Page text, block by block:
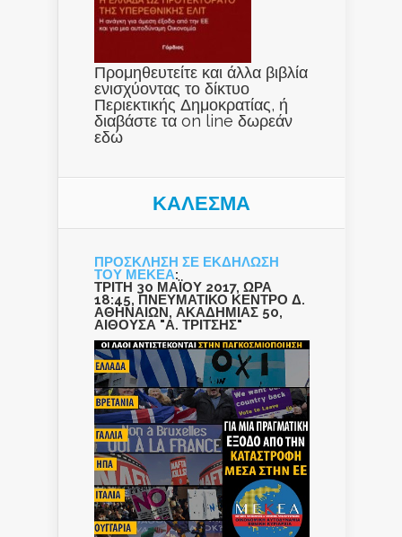
Προμηθευτείτε και άλλα βιβλία
ενισχύοντας το δίκτυο
Περιεκτικής Δημοκρατίας, ή
διαβάστε τα on line δωρεάν
εδώ
ΚΑΛΕΣΜΑ
ΠΡΟΣΚΛΗΣΗ ΣΕ ΕΚΔΗΛΩΣΗ
ΤΟΥ ΜΕΚΕΑ:
ΤΡΙΤΗ 30 ΜΑΪΟΥ 2017, ΩΡΑ
18:45, ΠΝΕΥΜΑΤΙΚΟ ΚΕΝΤΡΟ Δ.
ΑΘΗΝΑΙΩΝ, ΑΚΑΔΗΜΙΑΣ 50,
ΑΙΘΟΥΣΑ "Α. ΤΡΙΤΣΗΣ"